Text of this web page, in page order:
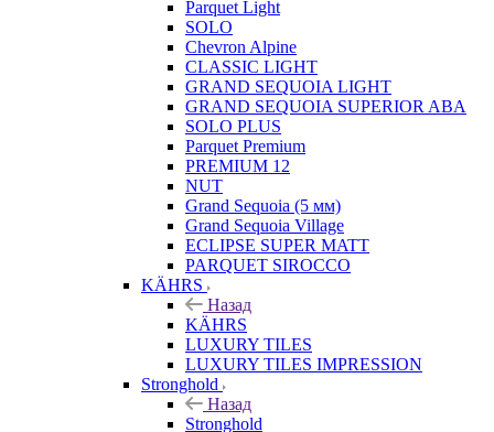
Parquet Light
SOLO
Chevron Alpine
CLASSIC LIGHT
GRAND SEQUOIA LIGHT
GRAND SEQUOIA SUPERIOR ABA
SOLO PLUS
Parquet Premium
PREMIUM 12
NUT
Grand Sequoia (5 мм)
Grand Sequoia Village
ECLIPSE SUPER MATT
PARQUET SIROCCO
KÄHRS
Назад
KÄHRS
LUXURY TILES
LUXURY TILES IMPRESSION
Stronghold
Назад
Stronghold